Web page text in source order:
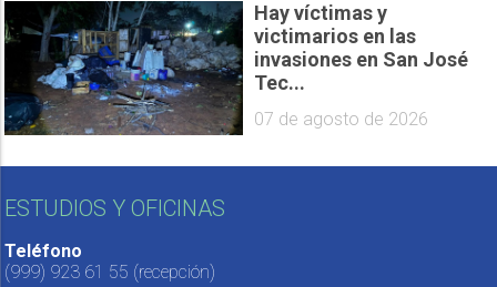
Hay víctimas y
victimarios en las
invasiones en San José
Tec...
07 de agosto de 2026
ESTUDIOS Y OFICINAS
Teléfono
(999) 923 61 55 (recepción)